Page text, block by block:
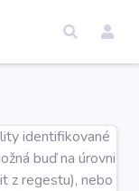
identifikované
buď na úrovni
z regestu), nebo